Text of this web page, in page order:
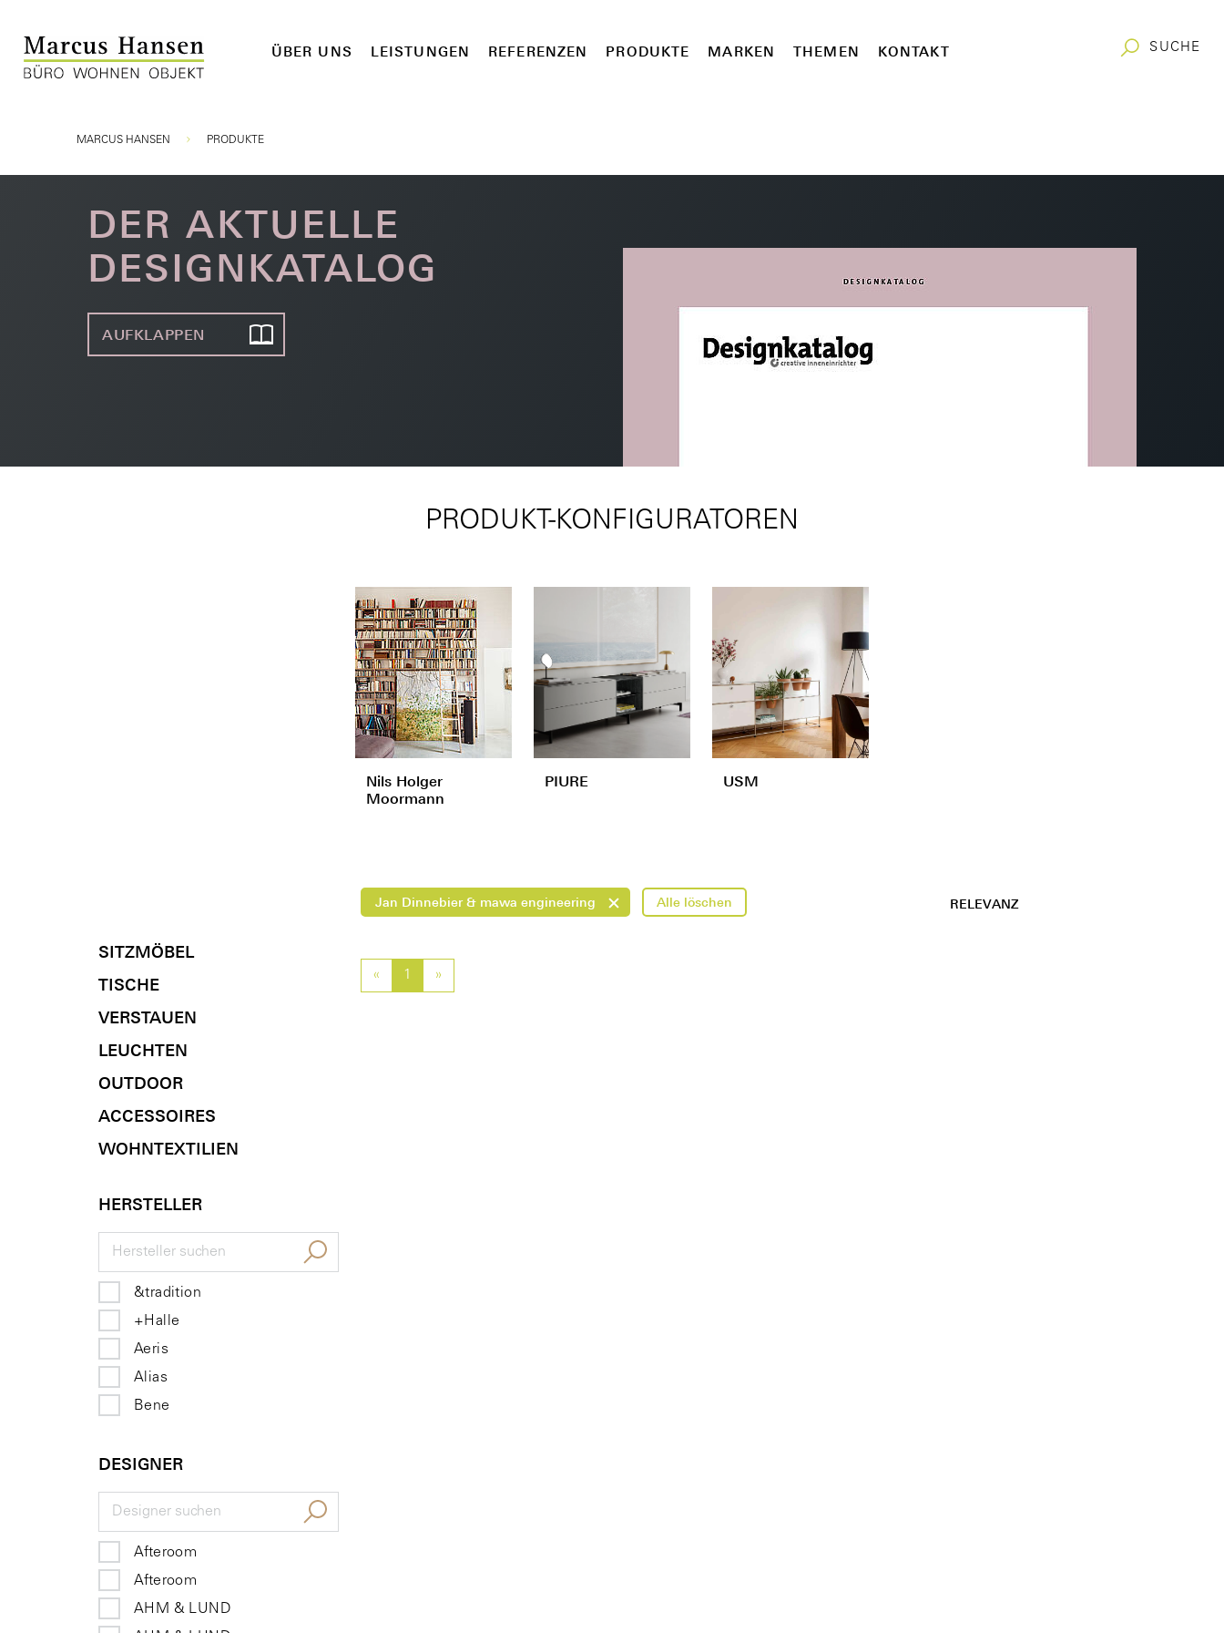
ÜBER UNS LEISTUNGEN REFERENZEN PRODUKTE MARKEN THEMEN KONTAKT SUCHE
Sie sind hier:
MARCUS HANSEN PRODUKTE
DER AKTUELLE
DESIGNKATALOG
AUFKLAPPEN
PRODUKT-KONFIGURATOREN
Nils Holger
Moormann
PIURE USM
SITZMÖBEL
TISCHE
VERSTAUEN
LEUCHTEN
OUTDOOR
ACCESSOIRES
WOHNTEXTILIEN
HERSTELLER
&tradition
+Halle
Aeris
Alias
Bene
Carl Hansen & Søn
Cassina
CHAT BOARD
ClassiCon
edra
Extendo
DESIGNER
Afteroom
Afteroom
AHM & LUND
Jan Dinnebier & mawa engineering Alle löschen RELEVANZ
« Previous
1 »